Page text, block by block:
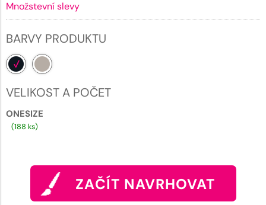
Množstevní slevy
BARVY PRODUKTU
VELIKOST A POČET
ONESIZE
(188 ks)
ZAČÍT NAVRHOVAT